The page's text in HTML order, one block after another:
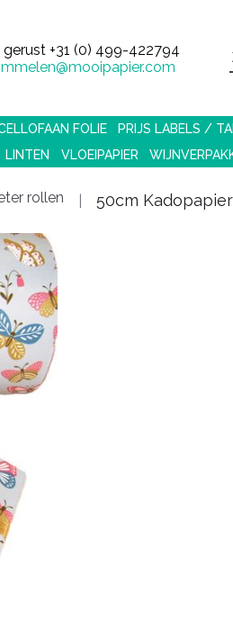
gerust +31 (0) 499-422794
FOLIE PRIJS LABELS /
LINTEN VLOEIPAPIER
rollen 50cm